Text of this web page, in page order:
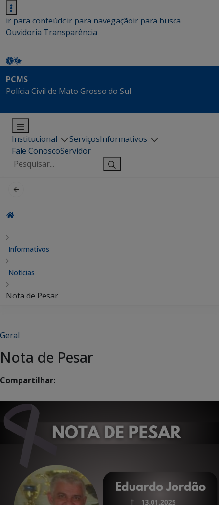
ir para conteúdoir para navegaçãoir para busca
Ouvidoria Transparência
PCMS
Polícia Civil de Mato Grosso do Sul
Institucional ServiçosInformativos
Fale ConoscoServidor
Pesquisar
por:
Informativos
Notícias
Nota de Pesar
Geral
Nota de Pesar
Compartilhar: